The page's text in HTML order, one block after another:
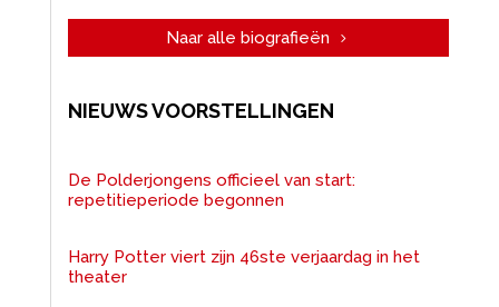
Naar alle biografieën
NIEUWS VOORSTELLINGEN
De Polderjongens officieel van start:
repetitieperiode begonnen
Harry Potter viert zijn 46ste verjaardag in het
theater